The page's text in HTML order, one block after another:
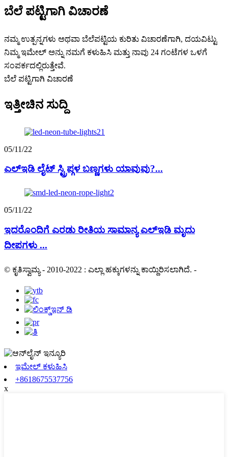
ಬೆಲೆ ಪಟ್ಟಿಗಾಗಿ ವಿಚಾರಣೆ
ನಮ್ಮ ಉತ್ಪನ್ನಗಳು ಅಥವಾ ಬೆಲೆಪಟ್ಟಿಯ ಕುರಿತು ವಿಚಾರಣೆಗಾಗಿ, ದಯವಿಟ್ಟು
ನಿಮ್ಮ ಇಮೇಲ್ ಅನ್ನು ನಮಗೆ ಕಳುಹಿಸಿ ಮತ್ತು ನಾವು 24 ಗಂಟೆಗಳ ಒಳಗೆ
ಸಂಪರ್ಕದಲ್ಲಿರುತ್ತೇವೆ.
ಬೆಲೆ ಪಟ್ಟಿಗಾಗಿ ವಿಚಾರಣೆ
ಇತ್ತೀಚಿನ ಸುದ್ದಿ
05/11/22
ಎಲ್ಇಡಿ ಲೈಟ್ ಸ್ಟ್ರಿಪ್ಗಳ ಬಣ್ಣಗಳು ಯಾವುವು?...
05/11/22
ಇದರೊಂದಿಗೆ ಎರಡು ರೀತಿಯ ಸಾಮಾನ್ಯ ಎಲ್ಇಡಿ ಮೃದು
ದೀಪಗಳು ...
© ಕೃತಿಸ್ವಾಮ್ಯ - 2010-2022 : ಎಲ್ಲಾ ಹಕ್ಕುಗಳನ್ನು ಕಾಯ್ದಿರಿಸಲಾಗಿದೆ. -
ಇಮೇಲ್ ಕಳುಹಿಸಿ
+8618675537756
x